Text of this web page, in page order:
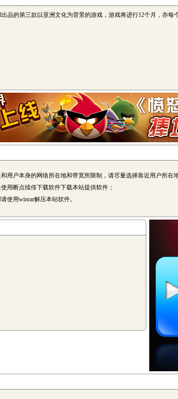
品的第三款以亚洲文化为背景的游戏，游戏将进行12个月，亦每
用户本身的网络所在地和带宽所限制，请尽量选择靠近用户所在
用断点续传下载软件下载本站提供软件；
使用winrar解压本站软件。